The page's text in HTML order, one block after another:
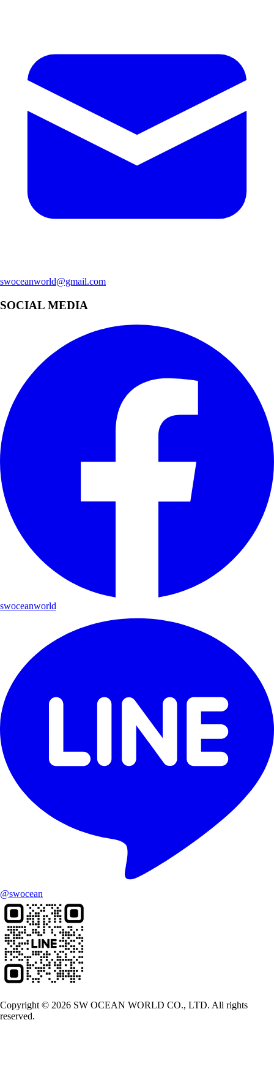
swoceanworld@gmail.com
SOCIAL MEDIA
swoceanworld
@swocean
Copyright © 2026 SW OCEAN WORLD CO., LTD. All rights
reserved.